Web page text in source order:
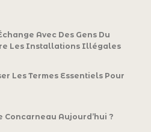
Avec Des Gens Du
Les Installations Illégales
Les Termes Essentiels Pour
Concarneau Aujourd’hui ?